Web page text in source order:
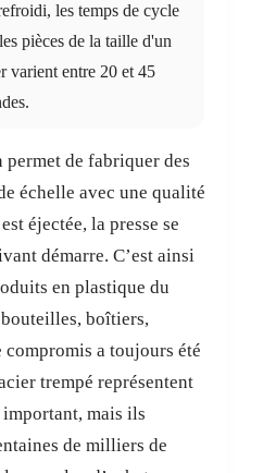
les temps de cycle
pièces de la taille d'un
varient entre 20 et 45
de fabriquer des
échelle avec une qualité
éjectée, la presse se
démarre. C’est ainsi
en plastique du
boîtiers,
compromis a toujours été
trempé représentent
mais ils
de milliers de